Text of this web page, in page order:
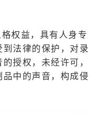
权益，具有人身专
法律的保护，对录
授权，未经许可，
中的声音，构成侵